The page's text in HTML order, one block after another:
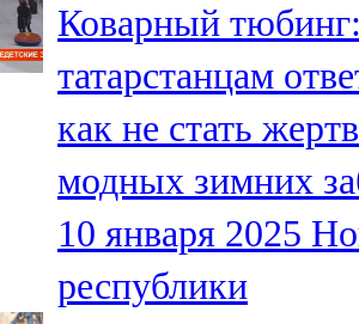
106,1 FM
Түбән Кама
102,6 FM
Чирмешән
107,7 FM
Чистай
Коварный тюбинг:
татарстанцам
как не стать
модных зимних
10 января 2025
республики